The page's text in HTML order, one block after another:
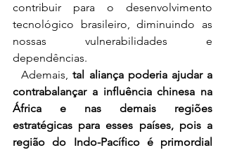
contribuir para o desenvolvimento
tecnológico brasileiro, diminuindo as
nossas vulnerabilidades e
dependências.
  Ademais,
tal aliança poderia ajudar a
contrabalançar a influência chinesa na
África e nas demais regiões
estratégicas para esses países, pois a
região do Indo-Pacífico é primordial